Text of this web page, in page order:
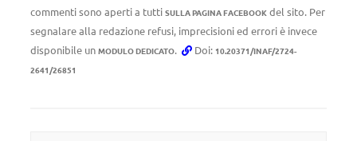
commenti sono aperti a tutti SULLA PAGINA FACEBOOK del sito. Per
segnalare alla redazione refusi, imprecisioni ed errori è invece
disponibile un MODULO DEDICATO. Doi: 10.20371/INAF/2724-
2641/26851